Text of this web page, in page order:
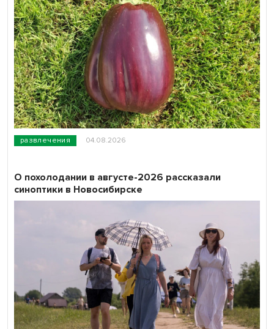
развлечения 04.08.2026
О похолодании в августе-2026 рассказали
синоптики в Новосибирске